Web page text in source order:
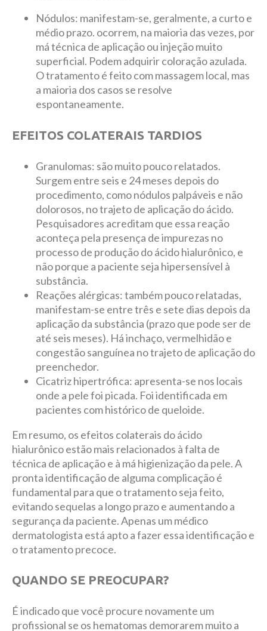
Nódulos: manifestam-se, geralmente, a curto e
médio prazo. ocorrem, na maioria das vezes, por
má técnica de aplicação ou injeção muito
superficial. Podem adquirir coloração azulada.
O tratamento é feito com massagem local, mas
a maioria dos casos se resolve
espontaneamente.
EFEITOS COLATERAIS TARDIOS
Granulomas: são muito pouco relatados.
Surgem entre seis e 24 meses depois do
procedimento, como nódulos palpáveis e não
dolorosos, no trajeto de aplicação do ácido.
Pesquisadores acreditam que essa reação
aconteça pela presença de impurezas no
processo de produção do ácido hialurônico, e
não porque a paciente seja hipersensível à
substância.
Reações alérgicas: também pouco relatadas,
manifestam-se entre três e sete dias depois da
aplicação da substância (prazo que pode ser de
até seis meses). Há inchaço, vermelhidão e
congestão sanguínea no trajeto de aplicação do
preenchedor.
Cicatriz hipertrófica: apresenta-se nos locais
onde a pele foi picada. Foi identificada em
pacientes com histórico de queloide.
Em resumo, os efeitos colaterais do ácido
hialurônico estão mais relacionados à falta de
técnica de aplicação e à má higienização da pele. A
pronta identificação de alguma complicação é
fundamental para que o tratamento seja feito,
evitando sequelas a longo prazo e aumentando a
segurança da paciente. Apenas um médico
dermatologista está apto a fazer essa identificação e
o tratamento precoce.
QUANDO SE PREOCUPAR?
É indicado que você procure novamente um
profissional se os hematomas demorarem muito a